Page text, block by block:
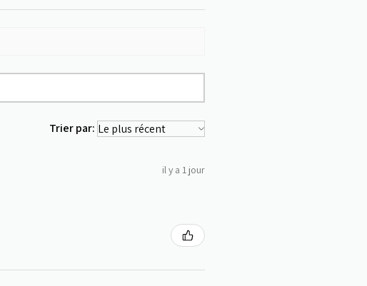
Trier par:
il y a 1 jour